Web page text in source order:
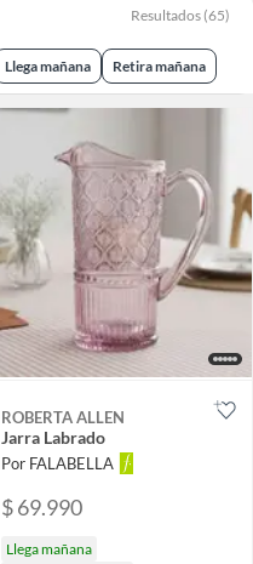
Resultados (65)
Llega mañana Retira mañana
ROBERTA ALLEN
Jarra Labrado
Por FALABELLA
$ 69.990
Llega mañana